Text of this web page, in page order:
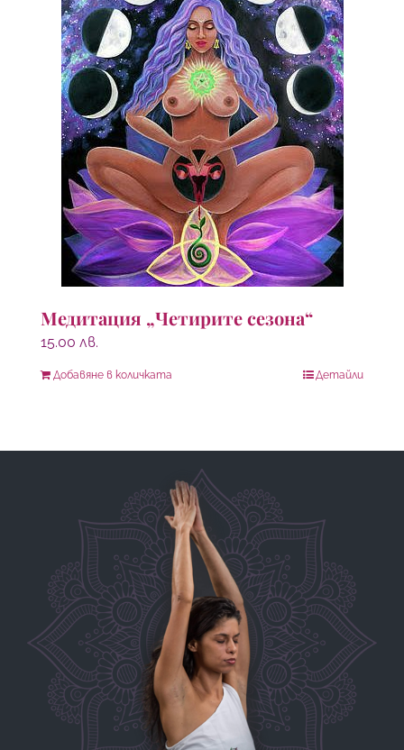
Медитация „Четирите сезона“
15.00 лв.
Добавяне в количката Детайли